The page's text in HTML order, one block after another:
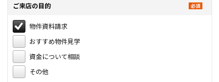
ご来店の目的
物件資料請求
おすすめ物件見学
資金について相談
その他